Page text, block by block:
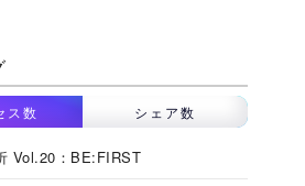
ス数 シェア数
Vol.20：BE:FIRST